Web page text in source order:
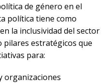
de género en el
política tiene como
la inclusividad del sector
pilares estratégicos que
para:
organizaciones